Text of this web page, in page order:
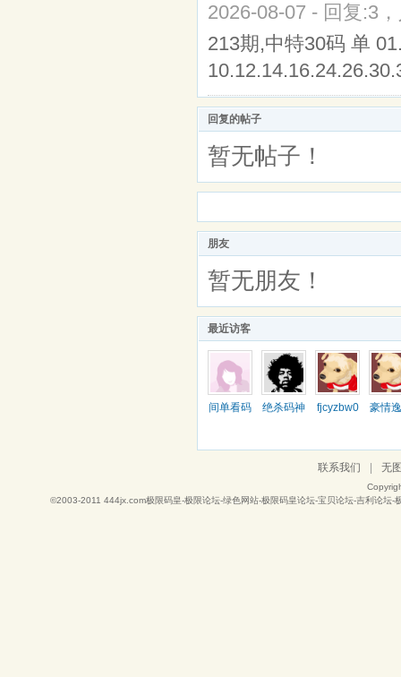
2026-08-07 - 回复:3
213期,中特30码 单
回复的帖子
暂无帖子！
朋友
暂无朋友！
最近访客
间单看码 绝杀码神
fjcyzbw0
豪情
联系我们 无
©2003-2011 444jx.com极限码皇-极限论坛-绿色网站-极限码皇论坛-宝贝论坛-吉利论坛